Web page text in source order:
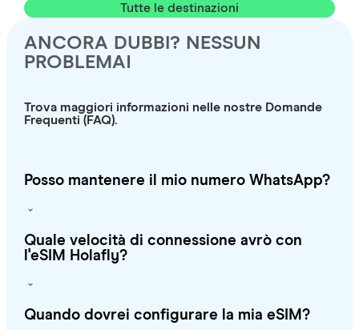
Tutte le destinazioni
ANCORA DUBBI? NESSUN
PROBLEMA!
Trova maggiori informazioni nelle nostre Domande
Frequenti (FAQ).
Posso mantenere il mio numero WhatsApp?
Quale velocità di connessione avrò con
l'eSIM Holafly?
Quando dovrei configurare la mia eSIM?